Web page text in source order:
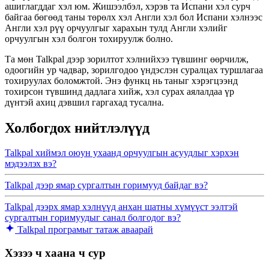
ашиглагддаг хэл юм. Жишээлбэл, хэрэв та Испани хэл сурч
байгаа бөгөөд таны төрөлх хэл Англи хэл бол Испани хэлнээс
Англи хэл рүү орчуулгыг харахын тулд Англи хэлийг
орчуулгын хэл болгон тохируулж болно.
Та мөн Talkpal дээр зорилтот хэлнийхээ түвшинг өөрчилж,
одоогийн ур чадвар, зорилгодоо үндэслэн суралцах туршлагаа
тохируулах боломжтой. Энэ функц нь таныг хэрэгцээнд
тохирсон түвшинд дадлага хийж, хэл сурах аялалдаа үр
дүнтэй ахиц дэвшил гаргахад тусална.
Холбогдох нийтлэлүүд
Talkpal хиймэл оюун ухаанд орчуулгын асуудлыг хэрхэн
мэдээлэх вэ?
Talkpal дээр ямар сургалтын горимууд байдаг вэ?
Talkpal дээрх ямар хэлнүүд анхан шатны хүмүүст ээлтэй
сургалтын горимуудыг санал болгодог вэ?
Talkpal програмыг татаж аваарай
Хэзээ ч хаана ч сур